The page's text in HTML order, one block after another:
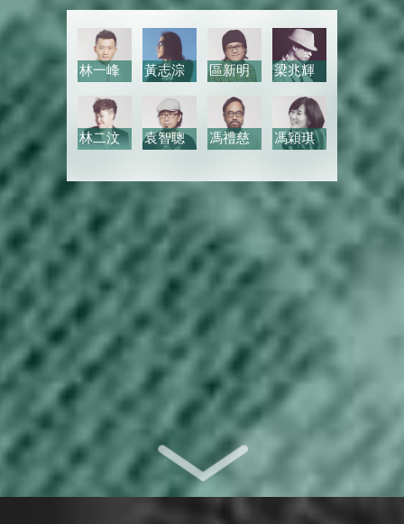
林一峰 黃志淙 區新明 梁兆輝
林二汶 袁智聰 馮禮慈 馮穎琪